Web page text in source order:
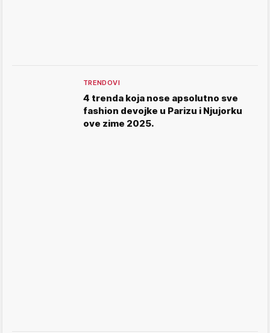
TRENDOVI
4 trenda koja nose apsolutno sve
fashion devojke u Parizu i Njujorku
ove zime 2025.